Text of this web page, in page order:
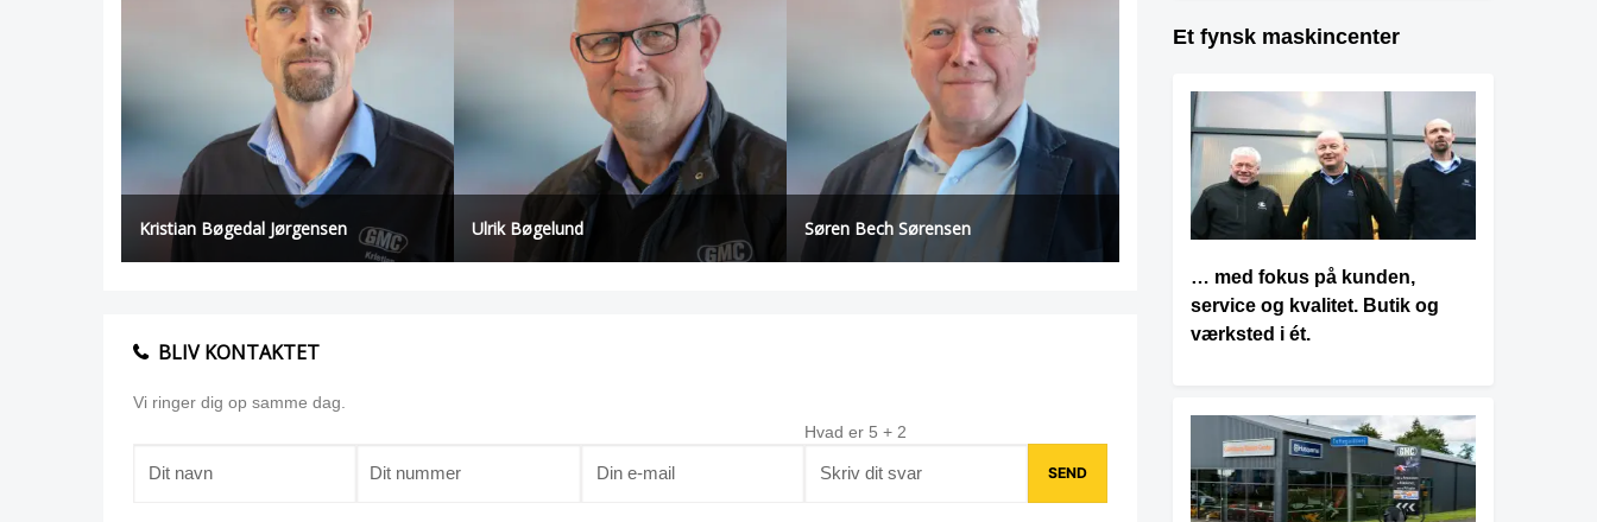
Kristian Bøgedal Jørgensen Ulrik Bøgelund Søren Bech Sørensen
BLIV KONTAKTET
Vi ringer dig op samme dag.
Hvad er 5 +2
Et fynsk maskincenter
… med fokus på kunden,
service og kvalitet. Butik og
værksted i ét.